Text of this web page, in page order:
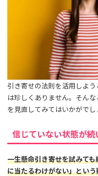
引き寄せの法則を活用しよ
は珍しくありません。そん
を見直してみてはいかがでし
信じていない状態が続
一生懸命引き寄せを試みて
に当たるわけがない」とい